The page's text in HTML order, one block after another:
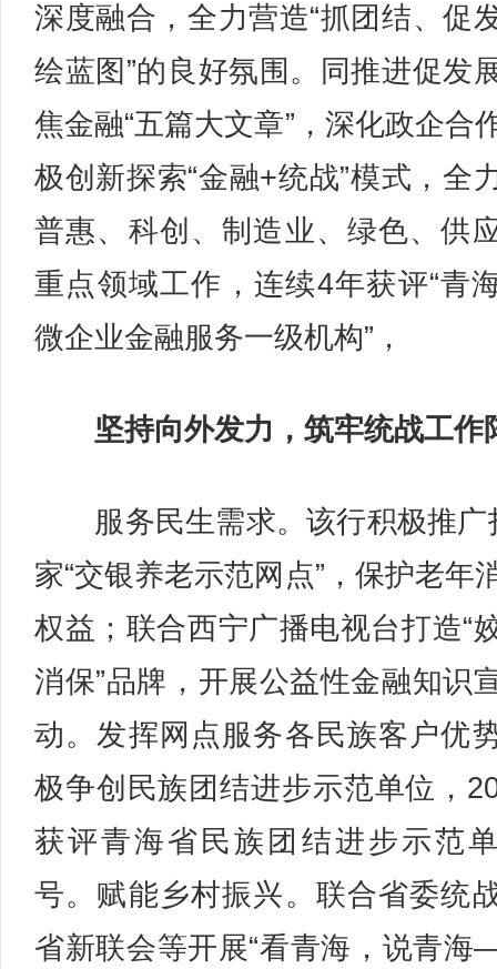
深度融合，全力营造“抓团结、促
绘蓝图”的良好氛围。同推进促发
焦金融“五篇大文章”，深化政企合
极创新探索“金融+统战”模式，全
普惠、科创、制造业、绿色、供
重点领域工作，连续4年获评“青
微企业金融服务一级机构”，
坚持向外发力，筑牢统战工作
服务民生需求。该行积极推广
家“交银养老示范网点”，保护老年
权益；联合西宁广播电视台打造“
消保”品牌，开展公益性金融知识
动。发挥网点服务各民族客户优
极争创民族团结进步示范单位，
获评青海省民族团结进步示范
号。赋能乡村振兴。联合省委统
省新联会等开展“看青海，说青